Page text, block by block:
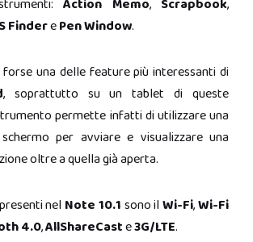
Action Memo, Scrapbook,
S FinderePenWindow.
una delle feature più interessanti di
, soprattutto su un tablet di queste
permette infatti di utilizzare una
per avviare e visualizzare una
oltre a quella già aperta.
nel Note 10.1 sono ilWi-Fi,Wi-Fi
4.0,AllShareCaste3G/LTE.